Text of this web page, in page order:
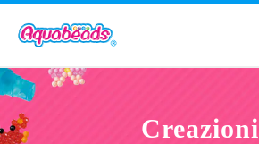
Creazioni